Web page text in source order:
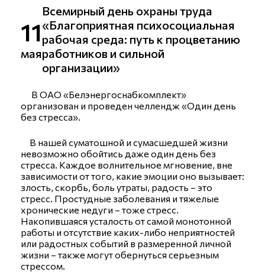
11
мая
Всемирный день охраны труда
«Благоприятная психосоциальная
рабочая среда: путь к процветанию
работников и сильной
организации»
В ОАО «Белэнергоснабкомплект»
организован и проведен челлендж «Один день
без стресса».
В нашей суматошной и сумасшедшей жизни
невозможно обойтись даже один день без
стресса. Каждое волнительное мгновение, вне
зависимости от того, какие эмоции оно вызывает:
злость, скорбь, боль утраты, радость – это
стресс. Простудные заболевания и тяжелые
хронические недуги – тоже стресс.
Накопившаяся усталость от самой монотонной
работы и отсутствие каких-либо неприятностей
или радостных событий в размеренной личной
жизни – также могут обернуться серьезным
стрессом.